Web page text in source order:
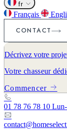
fr
Français
CONTACT
Décrivez votre
Votre chasseur
Commencer
01 78 76 78 10